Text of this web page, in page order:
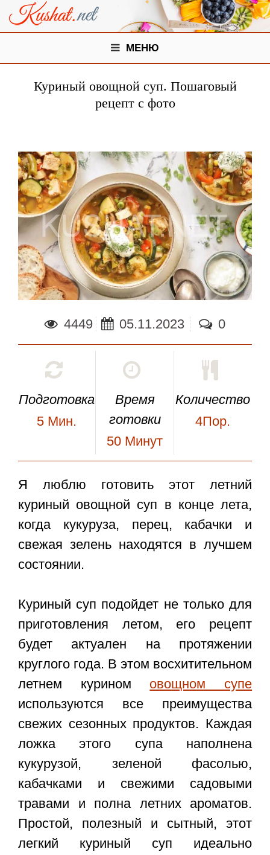
МЕНЮ
Куриный овощной суп. Пошаговый
рецепт с фото
4449 05.11.2023 0
Подготовка
5 Мин.
Время
готовки
50 Минут
Количество
4Пор.
Я люблю готовить этот летний
куриный овощной суп в конце лета,
когда кукуруза, перец, кабачки и
свежая зелень находятся в лучшем
состоянии.
Куриный суп подойдет не только для
приготовления летом, его рецепт
будет актуален на протяжении
круглого года. В этом восхитительном
летнем курином овощном супе
используются все преимущества
свежих сезонных продуктов. Каждая
ложка этого супа наполнена
кукурузой, зеленой фасолью,
кабачками и свежими садовыми
травами и полна летних ароматов.
Простой, полезный и сытный, этот
легкий куриный суп идеально